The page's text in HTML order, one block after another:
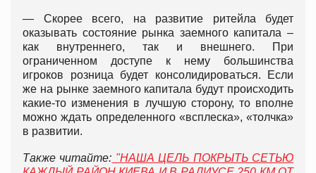
— Скорее всего, на развитие ритейла будет
оказывать состояние рынка заемного капитала –
как внутреннего, так и внешнего. При
ограниченном доступе к нему большинства
игроков розница будет консолидироваться. Если
же на рынке заемного капитала будут происходить
какие-то изменения в лучшую сторону, то вполне
можно ждать определенного «всплеска», «толчка»
в развитии.
Также читайте: "НАША ЦЕЛЬ ПОКРЫТЬ СЕТЬЮ